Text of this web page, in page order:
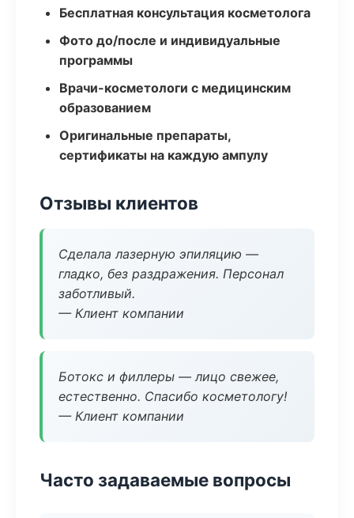
Бесплатная консультация косметолога
Фото до/после и индивидуальные
программы
Врачи-косметологи с медицинским
образованием
Оригинальные препараты,
сертификаты на каждую ампулу
Отзывы клиентов
Сделала лазерную эпиляцию —
гладко, без раздражения. Персонал
заботливый.
— Клиент компании
Ботокс и филлеры — лицо свежее,
естественно. Спасибо косметологу!
— Клиент компании
Часто задаваемые вопросы